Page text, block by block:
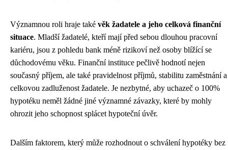
Významnou roli hraje také věk žadatele a jeho celková finanční
situace. Mladší žadatelé, kteří mají před sebou dlouhou pracovní
kariéru, jsou z pohledu bank méně rizikoví než osoby blížící se
důchodovému věku. Finanční instituce pečlivě hodnotí nejen
současný příjem, ale také pravidelnost příjmů, stabilitu zaměstnání a
celkovou zadluženost žadatele. Je nezbytné, aby uchazeč o 100%
hypotéku neměl žádné jiné významné závazky, které by mohly
ohrozit jeho schopnost splácet hypoteční úvěr.
Dalším faktorem, který může rozhodnout o schválení hypotéky bez